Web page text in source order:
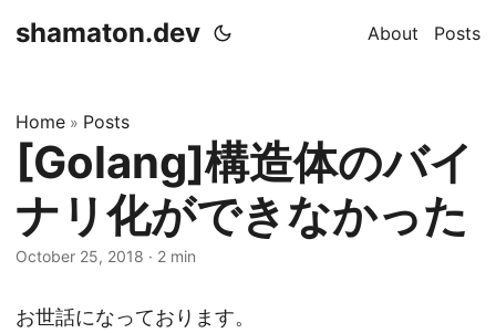
shamaton.dev About Posts
Home » Posts
[Golang]構造体のバイ
ナリ化ができなかった
October 25, 2018 · 2 min
お世話になっております。